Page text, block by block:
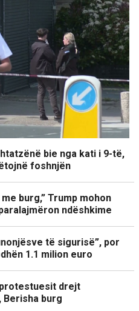
bie nga kati i 9-të,
foshnjën
burg,” Trump mohon
ndëshkime
të sigurisë”, por
1.1 milion euro
protestuesit drejt
Berisha burg